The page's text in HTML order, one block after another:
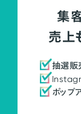
集
売上
抽選販
ポップ